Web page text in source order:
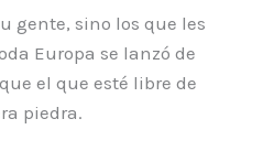
gente, sino los que les
Europa se lanzó de
el que esté libre de
piedra.